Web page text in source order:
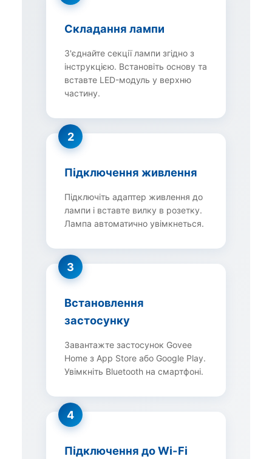
Складання лампи
З'єднайте секції лампи згідно з
інструкцією. Встановіть основу та
вставте LED-модуль у верхню
частину.
2
Підключення живлення
Підключіть адаптер живлення до
лампи і вставте вилку в розетку.
Лампа автоматично увімкнеться.
3
Встановлення
застосунку
Завантажте застосунок Govee
Home з App Store або Google Play.
Увімкніть Bluetooth на смартфоні.
4
Підключення до Wi-Fi